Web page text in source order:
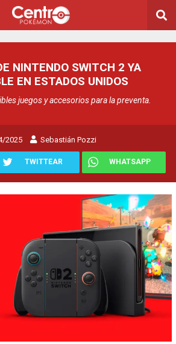
NINTENDO SWITCH 2 YA
EN ESTADOS UNIDOS
juegos y accesorios para la preventa.
2025 Sebastián Pozzi
TWITTEAR WHATSAPP